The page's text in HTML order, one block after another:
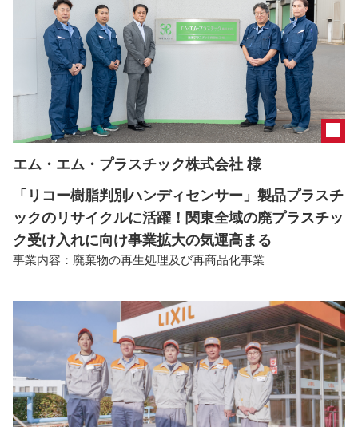
エム・エム・プラスチック株式会社 様
「リコー樹脂判別ハンディセンサー」製品プラスチ
ックのリサイクルに活躍！関東全域の廃プラスチッ
ク受け入れに向け事業拡大の気運高まる
事業内容： 廃棄物の再生処理及び再商品化事業